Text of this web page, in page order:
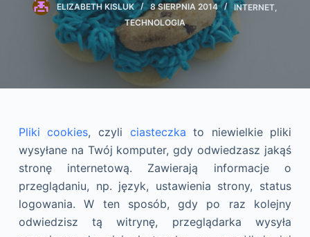
ELIZABETH KISLUK 8 SIERPNIA 2014 INTERNET,
TECHNOLOGIA
Pliki cookies, czyli ciasteczka to niewielkie pliki
wysyłane na Twój komputer, gdy odwiedzasz jakąś
stronę internetową. Zawierają informacje o
przeglądaniu, np. język, ustawienia strony, status
logowania. W ten sposób, gdy po raz kolejny
odwiedzisz tą witrynę, przeglądarka wysyła